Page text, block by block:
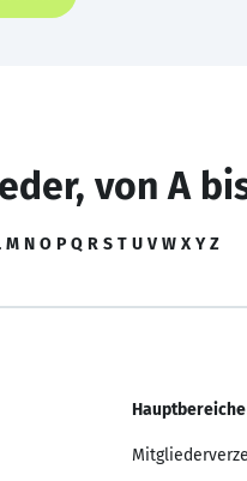
von A
M N O P Q R S T U V W X Y Z
Hauptbereiche